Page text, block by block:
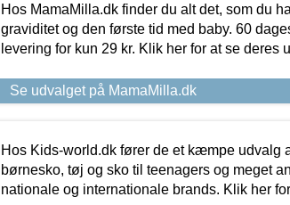
Hos MamaMilla.dk finder du alt det, som du
graviditet og den første tid med baby. 60
levering for kun 29 kr. Klik her for at se deres
Se udvalget på MamaMilla.dk
Hos Kids-world.dk fører de et kæmpe udvalg
børnesko, tøj og sko til teenagers og meget
nationale og internationale brands. Klik her